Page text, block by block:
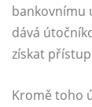
bankovnímu
dává
získat
Kromě toho